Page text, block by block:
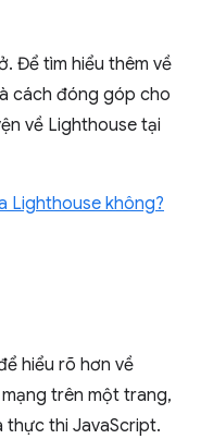
Để tìm hiểu thêm về
cách đóng góp cho
về Lighthouse tại
Lighthouse không?
hiểu rõ hơn về
trên một trang,
thực thi JavaScript.